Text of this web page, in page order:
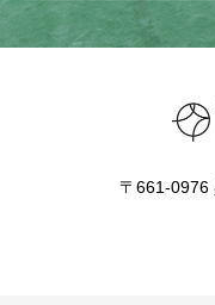
〒661-0976